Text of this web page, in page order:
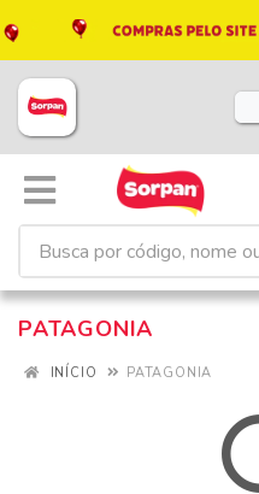
PATAGONIA
INÍCIO PATAGONIA